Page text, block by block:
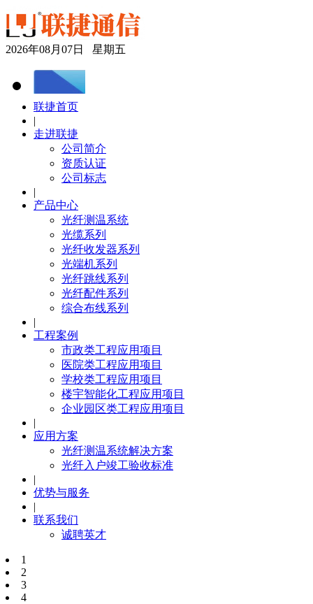
2026年08月07日 星期五
联捷首页
|
走进联捷
公司简介
资质认证
公司标志
|
产品中心
光纤测温系统
光缆系列
光纤收发器系列
光端机系列
光纤跳线系列
光纤配件系列
综合布线系列
|
工程案例
市政类工程应用项目
医院类工程应用项目
学校类工程应用项目
楼宇智能化工程应用项目
企业园区类工程应用项目
|
应用方案
光纤测温系统解决方案
光纤入户竣工验收标准
|
优势与服务
|
联系我们
诚聘英才
1
2
3
4